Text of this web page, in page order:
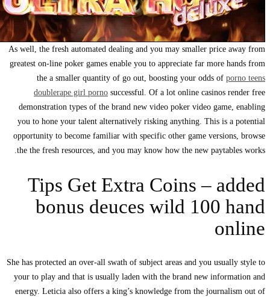
As well, the fresh automated dealing and you may smaller price
greatest on-line poker games enable you to appreciate far more
the a smaller quantity of go out, boosting your odds of
double rape girl pornosuccessful. Of a lot online casinos
demonstration types of the brand new video poker video game,
you to hone your talent alternatively risking anything. This is a
opportunity to become familiar with specific other game
the the fresh resources, and you may know how the new
Tips Get Extra Coins –
bonus deuces wild 100
She has protected an over-all swath of subject areas and you
your to play and that is usually laden with the brand new
energy. Leticia also offers a king’s knowledge from the